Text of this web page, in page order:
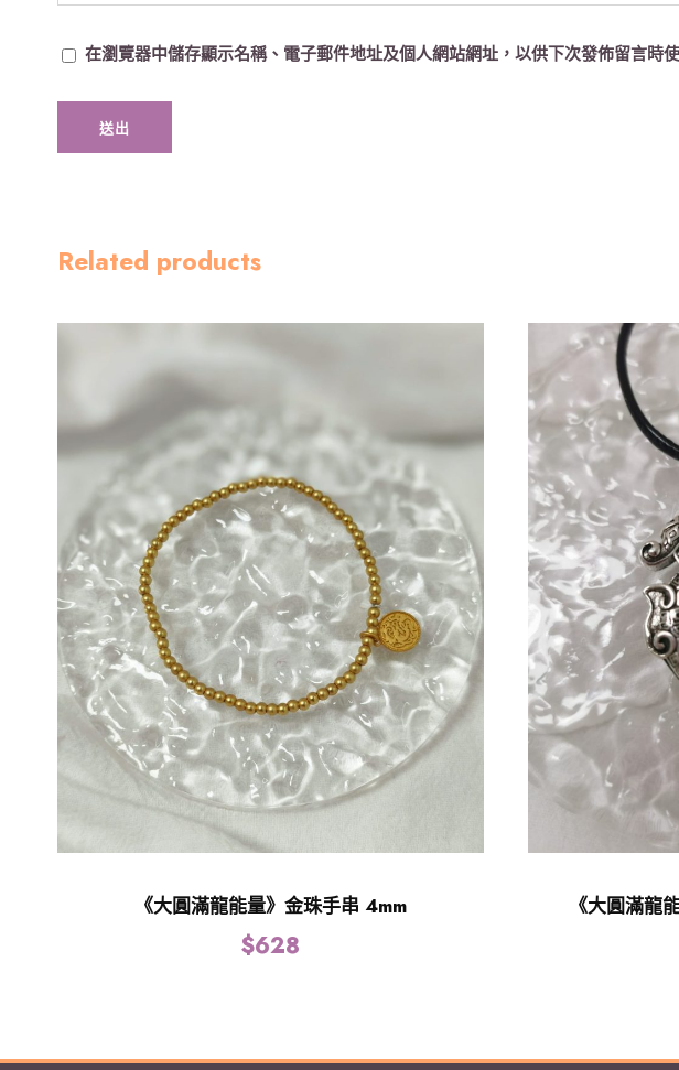
在瀏覽器中儲存顯示名稱、電子郵件地址及個人網站網址，以供下次發佈留言時
Related products
《大圓滿龍能量》金珠手串 4mm
$628
《大圓滿龍